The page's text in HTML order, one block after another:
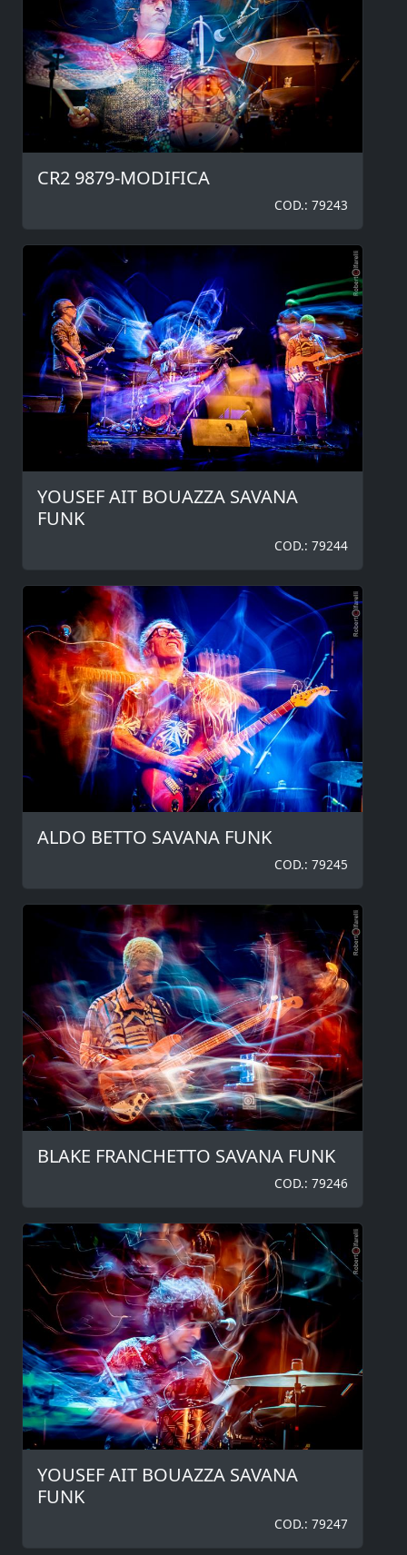
CR2 9879-MODIFICA
COD.: 79243
YOUSEF AIT BOUAZZA SAVANA
FUNK
COD.: 79244
ALDO BETTO SAVANA FUNK
COD.: 79245
BLAKE FRANCHETTO SAVANA FUNK
COD.: 79246
YOUSEF AIT BOUAZZA SAVANA
FUNK
COD.: 79247